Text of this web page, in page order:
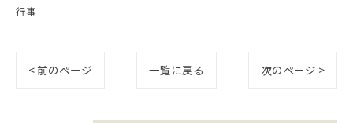
行事
< 前のページ 一覧に戻る 次のページ >